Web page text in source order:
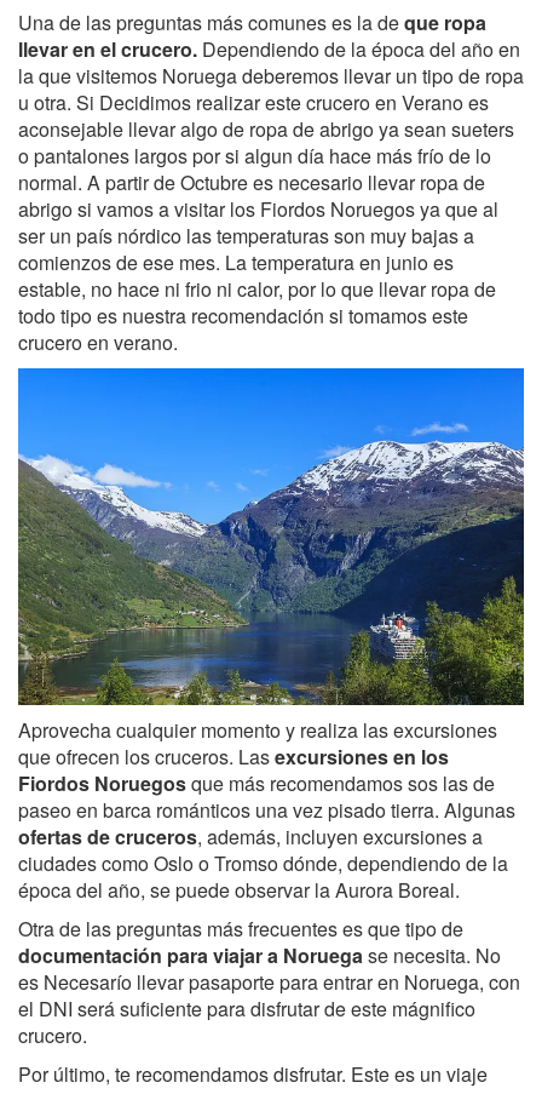
Una de las preguntas más comunes es la deque ropa
llevar en el crucero. Dependiendo de la época del año en
la que visitemos Noruega deberemos llevar un tipo de ropa
u otra. Si Decidimos realizar este crucero en Verano es
aconsejable llevar algo de ropa de abrigo ya sean sueters
o pantalones largos por si algun día hace más frío de lo
normal. A partir de Octubre es necesario llevar ropa de
abrigo si vamos a visitar los Fiordos Noruegos ya que al
ser un país nórdico las temperaturas son muy bajas a
comienzos de ese mes. La temperatura en junio es
estable, no hace ni frio ni calor, por lo que llevar ropa de
todo tipo es nuestra recomendación si tomamos este
crucero en verano.
Aprovecha cualquier momento y realiza las excursiones
que ofrecen los cruceros. Lasexcursiones en los
Fiordos Noruegosque más recomendamos sos las de
paseo en barca románticos una vez pisado tierra. Algunas
ofertas de cruceros, además, incluyen excursiones a
ciudades como Oslo o Tromso dónde, dependiendo de la
época del año, se puede observar la Aurora Boreal.
Otra de las preguntas más frecuentes es que tipo de
documentación para viajar a Noruegase necesita. No
es Necesarío llevar pasaporte para entrar en Noruega, con
el DNI será suficiente para disfrutar de este mágnifico
crucero.
Por último, te recomendamos disfrutar. Este es un viaje